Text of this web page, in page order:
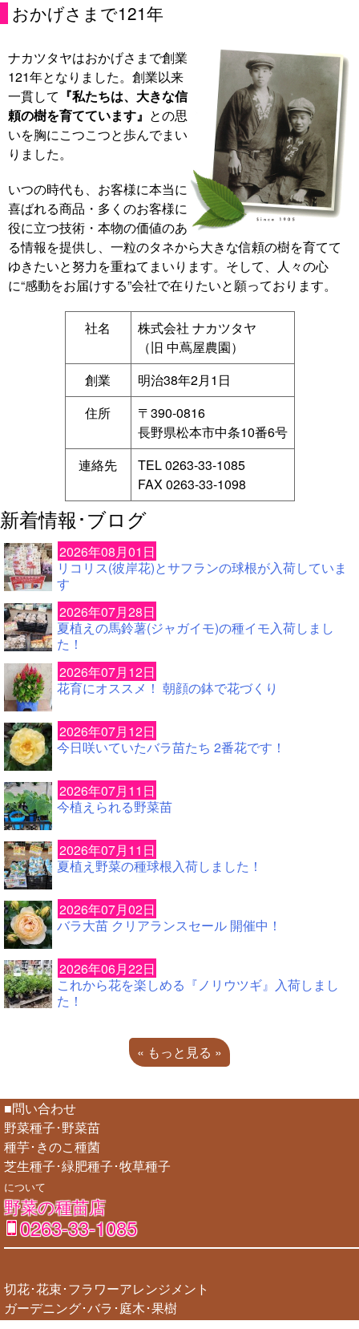
おかげさまで121年
ナカツタヤはおかげさまで創業
121年となりました。創業以来
一貫して 『私たちは、大きな信
頼の樹を育てています』 との思
いを胸にこつこつと歩んでまい
りました。
いつの時代も、お客様に本当に
喜ばれる商品・多くのお客様に
役に立つ技術・本物の価値のあ
る情報を提供し、一粒のタネから大きな信頼の樹を育てて
ゆきたいと努力を重ねてまいります。そして、人々の心
に“感動をお届けする”会社で在りたいと願っております。
社名
株式会社 ナカツタヤ
（旧 中蔦屋農園）
創業
明治38年2月1日
住所
〒390-0816
長野県松本市中条10番6号
連絡先
TEL 0263-33-1085
FAX 0263-33-1098
新着情報･ブログ
2026年08月01日
リコリス(彼岸花)とサフランの球根が入荷していま
す
2026年07月28日
夏植えの馬鈴薯(ジャガイモ)の種イモ入荷しまし
た！
2026年07月12日
花育にオススメ！ 朝顔の鉢で花づくり
2026年07月12日
今日咲いていたバラ苗たち 2番花です！
2026年07月11日
今植えられる野菜苗
2026年07月11日
夏植え野菜の種球根入荷しました！
2026年07月02日
バラ大苗 クリアランスセール 開催中！
2026年06月22日
これから花を楽しめる『ノリウツギ』入荷しまし
た！
« もっと見る »
■問い合わせ
野菜種子･野菜苗
種芋･きのこ種菌
芝生種子･緑肥種子･牧草種子
について
野菜の種苗店
0263-33-1085
切花･花束･フラワーアレンジメント
ガーデニング･バラ･庭木･果樹